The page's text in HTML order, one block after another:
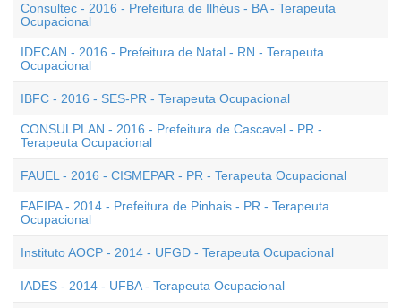
Consultec - 2016 - Prefeitura de Ilhéus - BA - Terapeuta
Ocupacional
IDECAN - 2016 - Prefeitura de Natal - RN - Terapeuta
Ocupacional
IBFC - 2016 - SES-PR - Terapeuta Ocupacional
CONSULPLAN - 2016 - Prefeitura de Cascavel - PR -
Terapeuta Ocupacional
FAUEL - 2016 - CISMEPAR - PR - Terapeuta Ocupacional
FAFIPA - 2014 - Prefeitura de Pinhais - PR - Terapeuta
Ocupacional
Instituto AOCP - 2014 - UFGD - Terapeuta Ocupacional
IADES - 2014 - UFBA - Terapeuta Ocupacional